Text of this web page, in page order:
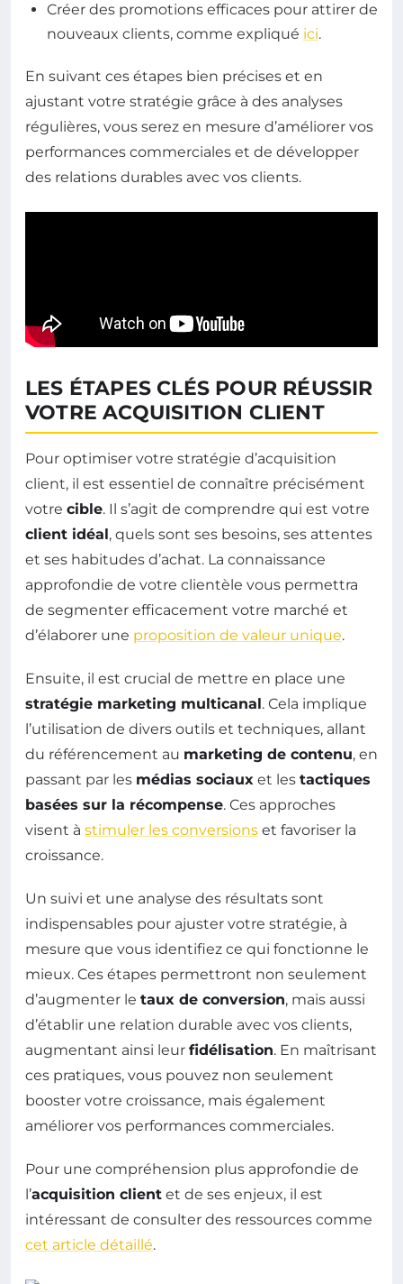
Créer des promotions efficaces pour attirer de
nouveaux clients, comme expliqué ici.
En suivant ces étapes bien précises et en
ajustant votre stratégie grâce à des analyses
régulières, vous serez en mesure d’améliorer vos
performances commerciales et de développer
des relations durables avec vos clients.
LES ÉTAPES CLÉS POUR RÉUSSIR
VOTRE ACQUISITION CLIENT
Pour optimiser votre stratégie d’acquisition
client, il est essentiel de connaître précisément
votre cible. Il s’agit de comprendre qui est votre
client idéal, quels sont ses besoins, ses attentes
et ses habitudes d’achat. La connaissance
approfondie de votre clientèle vous permettra
de segmenter efficacement votre marché et
d’élaborer une proposition de valeur unique.
Ensuite, il est crucial de mettre en place une
stratégie marketing multicanal. Cela implique
l’utilisation de divers outils et techniques, allant
du référencement au marketing de contenu, en
passant par les médias sociaux et les tactiques
basées sur la récompense. Ces approches
visent à stimuler les conversions et favoriser la
croissance.
Un suivi et une analyse des résultats sont
indispensables pour ajuster votre stratégie, à
mesure que vous identifiez ce qui fonctionne le
mieux. Ces étapes permettront non seulement
d’augmenter le taux de conversion, mais aussi
d’établir une relation durable avec vos clients,
augmentant ainsi leur fidélisation. En maîtrisant
ces pratiques, vous pouvez non seulement
booster votre croissance, mais également
améliorer vos performances commerciales.
Pour une compréhension plus approfondie de
l’acquisition client et de ses enjeux, il est
intéressant de consulter des ressources comme
cet article détaillé.